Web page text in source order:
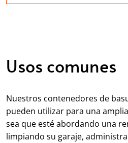
Usos comunes
Nuestros contenedores de
pueden utilizar para una
sea que esté abordando una
limpiando su garaje,